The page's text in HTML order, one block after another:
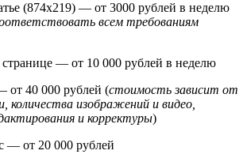
(874х219) — от 3000 рублей в неделю
всем требованиям
странице — от 10 000 рублей в неделю
от 40 000 рублей (стоимость зависит от
количества изображений и видео,
и корректуры)
— от 20 000 рублей